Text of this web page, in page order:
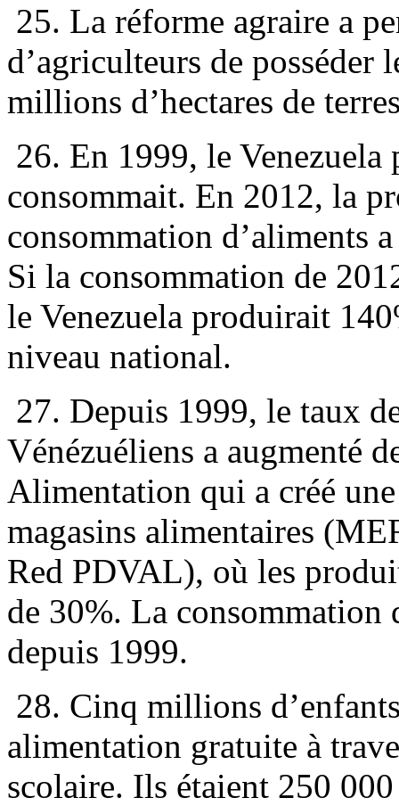
25. La réforme agraire a
d’agriculteurs de posséder
millions d’hectares de
26. En 1999, le
consommait. En 2012, la
consommation d’aliments
Si la consommation de
le Venezuela produirait
niveau national.
27. Depuis 1999, le taux
Vénézuéliens a augmenté
Alimentation qui a créé
magasins alimentaires
Red PDVAL), où les
de 30%. La consommation
depuis 1999.
28. Cinq millions
alimentation gratuite à
scolaire. Ils étaient 250